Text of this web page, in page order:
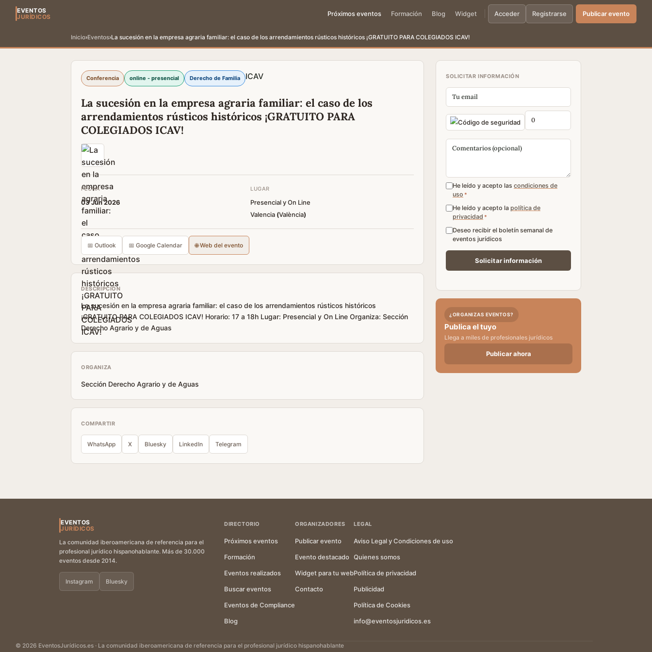
EVENTOS
JURÍDICOS
Próximos eventos Formación Blog Widget Acceder Registrarse Publicar evento
Inicio›Eventos›La sucesión en la empresa agraria familiar: el caso de los arrendamientos rústicos históricos ¡GRATUITO PARA COLEGIADOS ICAV!
Conferencia online - presencial Derecho de Familia ICAV
La sucesión en la empresa agraria familiar: el caso de los
arrendamientos rústicos históricos ¡GRATUITO PARA
COLEGIADOS ICAV!
FECHA
03 Jun 2026
LUGAR
Presencial y On Line
Valencia (València)
📅 Outlook 📅 Google Calendar 🌐 Web del evento
DESCRIPCIÓN
La sucesión en la empresa agraria familiar: el caso de los arrendamientos rústicos históricos
¡GRATUITO PARA COLEGIADOS ICAV! Horario: 17 a 18h Lugar: Presencial y On Line Organiza: Sección
Derecho Agrario y de Aguas
ORGANIZA
Sección Derecho Agrario y de Aguas
COMPARTIR
WhatsApp X Bluesky LinkedIn Telegram
SOLICITAR INFORMACIÓN
He leído y acepto las condiciones de
uso *
He leído y acepto la política de
privacidad *
Deseo recibir el boletín semanal de
eventos jurídicos
¿ORGANIZAS EVENTOS?
Publica el tuyo
Llega a miles de profesionales jurídicos
Publicar ahora
EVENTOS
JURÍDICOS
La comunidad iberoamericana de referencia para el
profesional jurídico hispanohablante. Más de 30.000
eventos desde 2014.
Instagram Bluesky
DIRECTORIO
Próximos eventos
Formación
Eventos realizados
Buscar eventos
Eventos de Compliance
Blog
ORGANIZADORES
Publicar evento
Evento destacado
Widget para tu web
Contacto
LEGAL
Aviso Legal y Condiciones de uso
Quienes somos
Política de privacidad
Publicidad
Política de Cookies
info@eventosjuridicos.es
© 2026 EventosJurídicos.es · La comunidad iberoamericana de referencia para el profesional jurídico hispanohablante